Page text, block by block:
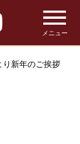
メニュー
り新年のご挨拶